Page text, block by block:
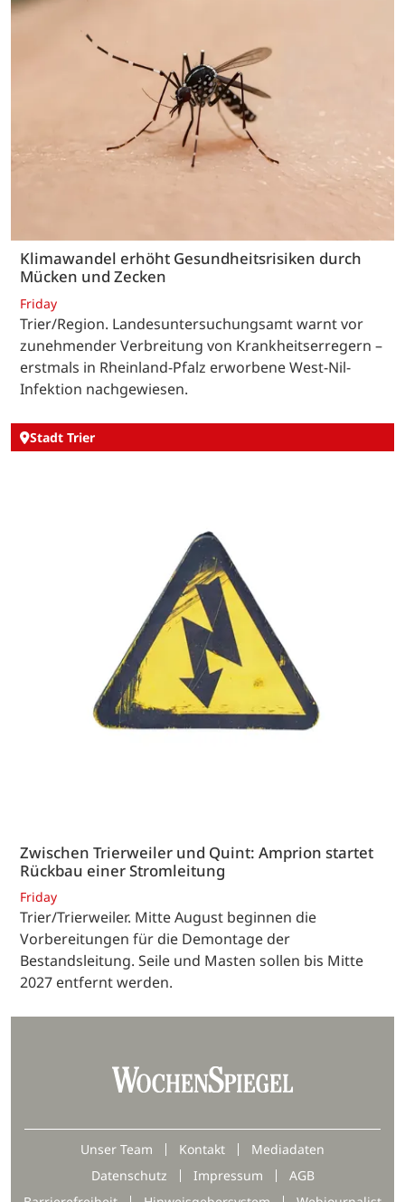
Klimawandel erhöht Gesundheitsrisiken durch
Mücken und Zecken
Friday
Trier/Region. Landesuntersuchungsamt warnt vor
zunehmender Verbreitung von Krankheitserregern –
erstmals in Rheinland-Pfalz erworbene West-Nil-
Infektion nachgewiesen.
Stadt Trier
Zwischen Trierweiler und Quint: Amprion startet
Rückbau einer Stromleitung
Friday
Trier/Trierweiler. Mitte August beginnen die
Vorbereitungen für die Demontage der
Bestandsleitung. Seile und Masten sollen bis Mitte
2027 entfernt werden.
Unser Team Kontakt
Mediadaten
Datenschutz
Impressum
AGB